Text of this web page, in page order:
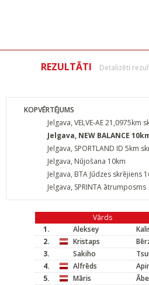
REZULTĀTI Detalizēti
KOPVĒRTĒJUMS
Jelgava, VELVE-AE 21,0975km
Jelgava, NEW BALANCE
Jelgava, SPORTLAND ID 5km
Jelgava, Nūjošana 10km
Jelgava, BTA Jūdzes skrējiens
Jelgava, SPRINTA ātrumposms
Vārds
1.
Aleksey
2.
Kristaps
3.
Sakiho
4.
Alfrēds
5.
Māris